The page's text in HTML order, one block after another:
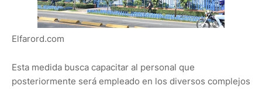
Elfarord.com
Esta medida busca capacitar al personal que
posteriormente será empleado en los diversos complejos